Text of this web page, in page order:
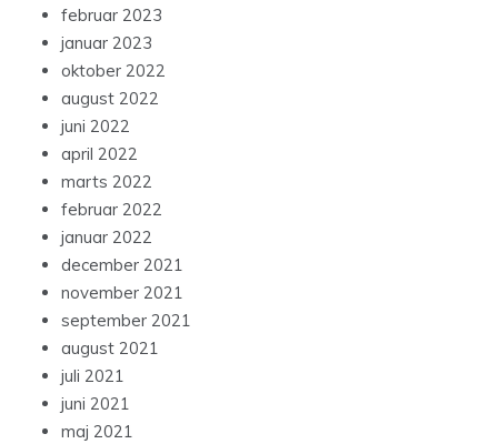
februar 2023
januar 2023
oktober 2022
august 2022
juni 2022
april 2022
marts 2022
februar 2022
januar 2022
december 2021
november 2021
september 2021
august 2021
juli 2021
juni 2021
maj 2021